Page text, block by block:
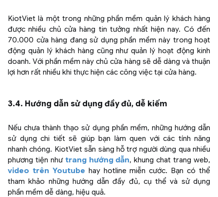
KiotViet là một trong những phần mềm quản lý khách hàng
được nhiều chủ cửa hàng tin tưởng nhất hiện nay. Có đến
70.000 cửa hàng đang sử dụng phần mềm này trong hoạt
động quản lý khách hàng cũng như quản lý hoạt động kinh
doanh. Với phần mềm này chủ cửa hàng sẽ dễ dàng và thuận
lợi hơn rất nhiều khi thực hiện các công việc tại cửa hàng.
3.4. Hướng dẫn sử dụng đầy đủ, dễ kiếm
Nếu chưa thành thạo sử dụng phần mềm, những hướng dẫn
sử dụng chi tiết sẽ giúp bạn làm quen với các tính năng
nhanh chóng. KiotViet sẵn sàng hỗ trợ người dùng qua nhiều
phương tiện như trang hướng dẫn, khung chat trang web,
video trên Youtube hay hotline miễn cước. Bạn có thể
tham khảo những hướng dẫn đầy đủ, cụ thể và sử dụng
phần mềm dễ dàng, hiệu quả.